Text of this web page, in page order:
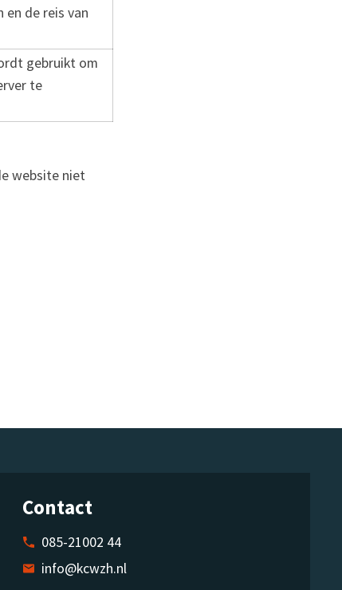
en de reis van
gebruikt om
te
website niet
Contact
085-21002 44
info@kcwzh.nl